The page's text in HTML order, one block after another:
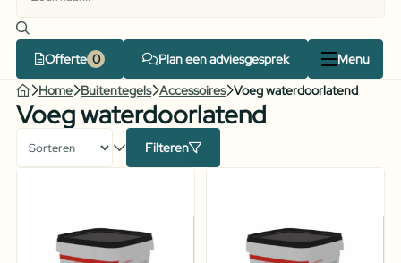
Offerte Plan een adviesgesprek
Menu
Home Buitentegels Accessoires Voeg waterdoorlatend
Voeg waterdoorlatend
Filteren